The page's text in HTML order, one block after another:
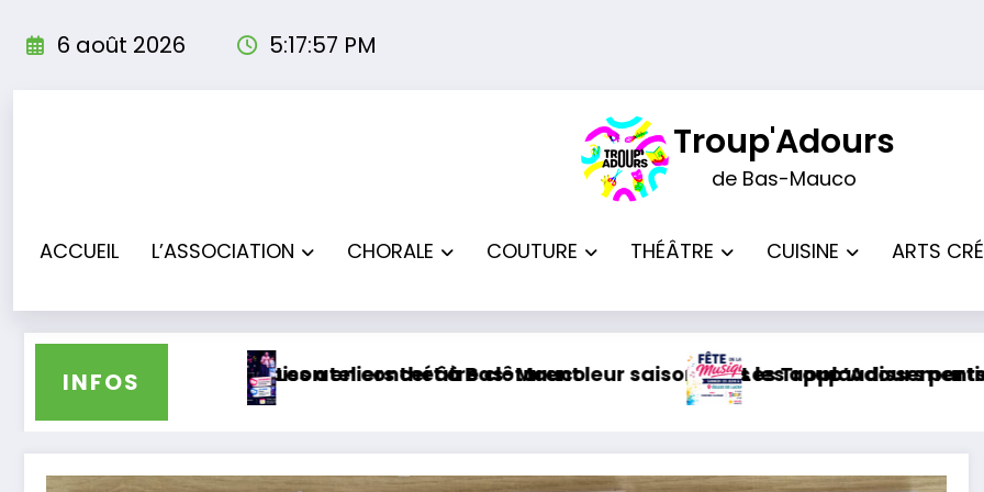
6 août 2026 5:17:58 PM
Troup'Adours
de Bas-Mauco
ACCUEIL L’ASSOCIATION CHORALE COUTURE THÉÂTRE CUISINE ARTS
INFOS
concert à Bas-Mauco
théâtre clôturent leur saison sous les applaudissementsLes Troup’Adours participeront à la Fête de la Musique
Dernier